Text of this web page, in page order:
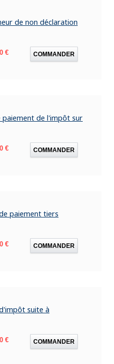
de non déclaration
€ COMMANDER
paiement de l'impôt sur
€ COMMANDER
paiement tiers
€ COMMANDER
suite à
€ COMMANDER